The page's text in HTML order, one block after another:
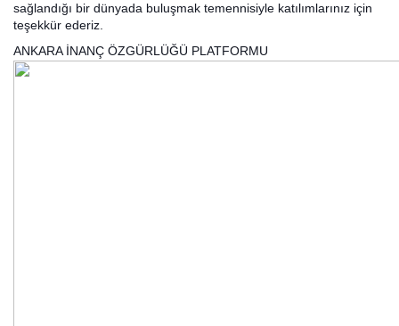
sağlandığı bir dünyada buluşmak temennisiyle katılımlarınız için
teşekkür ederiz.
ANKARA İNANÇ ÖZGÜRLÜĞÜ PLATFORMU